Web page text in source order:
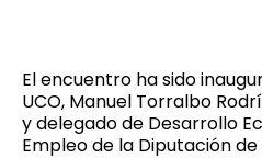
El encuentro ha sido
UCO, Manuel Torralbo
y delegado de Desarrollo
Empleo de la Diputación